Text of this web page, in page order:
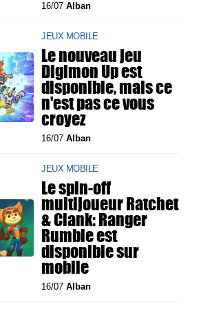
16/07Alban
JEUX MOBILE
Le nouveau jeu
Digimon Up est
disponible, mais ce
n'est pas ce vous
croyez
16/07Alban
JEUX MOBILE
Le spin-off
multijoueur Ratchet
& Clank: Ranger
Rumble est
disponible sur
mobile
16/07Alban